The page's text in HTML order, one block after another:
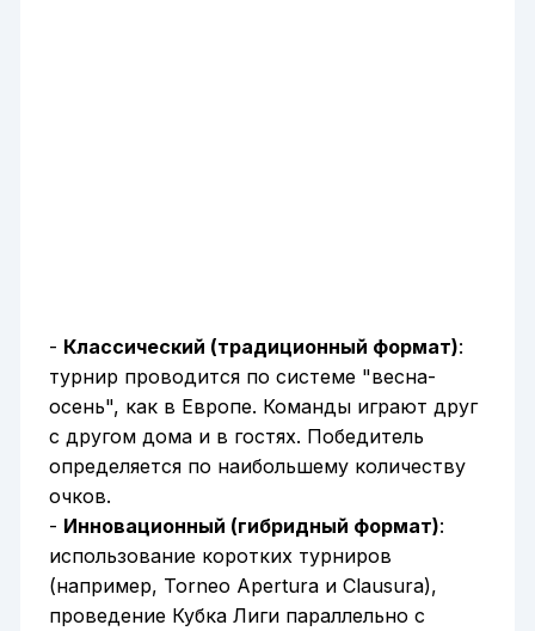
- Классический (традиционный формат):
турнир проводится по системе "весна-
осень", как в Европе. Команды играют друг
с другом дома и в гостях. Победитель
определяется по наибольшему количеству
очков.
- Инновационный (гибридный формат):
использование коротких турниров
(например, Torneo Apertura и Clausura),
проведение Кубка Лиги параллельно с